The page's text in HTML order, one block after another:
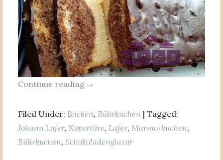
Continue reading →
Filed Under: Backen, Rührkuchen | Tagged:
Johann Lafer, Kuvertüre, Lafer, Marmorkuchen,
Rührkuchen, Schokoladenglasur